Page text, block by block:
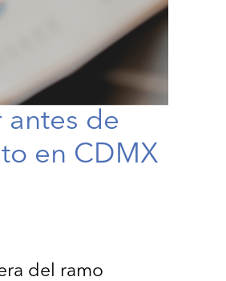
antes de
en CDMX
del ramo